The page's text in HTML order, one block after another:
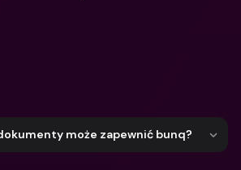
może zapewnić bunq?